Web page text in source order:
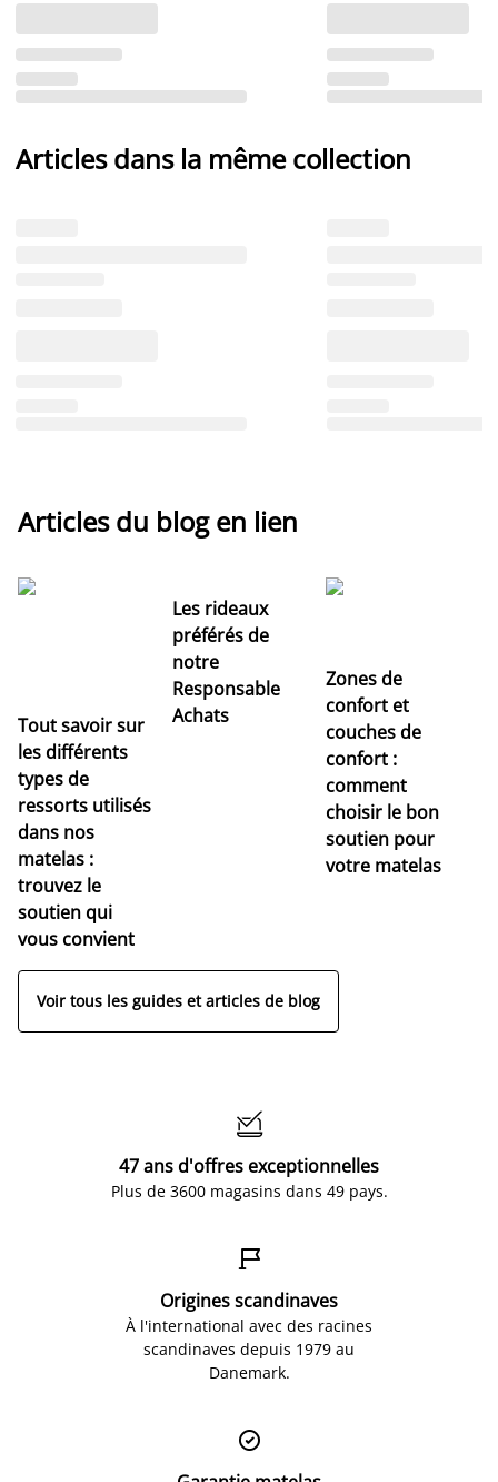
Articles dans la même collection
Articles du blog en lien
Tout savoir sur
les différents
types de
ressorts utilisés
dans nos
matelas :
trouvez le
soutien qui
vous convient
Les rideaux
préférés de
notre
Responsable
Achats
Zones de
confort et
couches de
confort :
comment
choisir le bon
soutien pour
votre matelas
Voir tous les guides et articles de blog

47 ans d'offres exceptionnelles
Plus de 3600 magasins dans 49 pays.

Origines scandinaves
À l'international avec des racines
scandinaves depuis 1979 au
Danemark.
